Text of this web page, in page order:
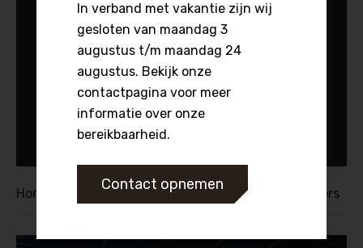
Kies een product
Voor het raam:
Kies een product
Voor de trap:
Kies een product
Kruimelpad
Home Referentie Project Donker Buitenkamers
In verband met vakantie zijn wij
gesloten van maandag 3
augustus t/m maandag 24
augustus. Bekijk onze
contactpagina voor meer
informatie over onze
bereikbaarheid.
Contact opnemen